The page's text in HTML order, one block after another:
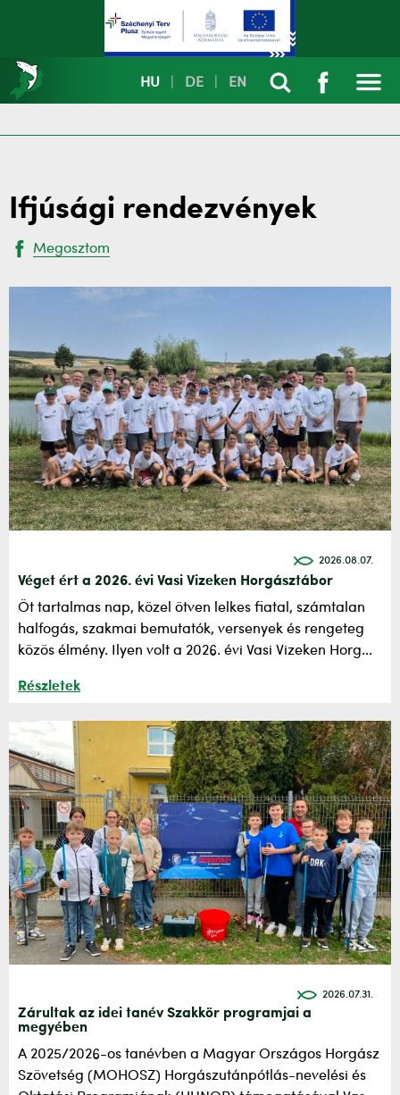
HU DE EN
Ifjúsági rendezvények
Megosztom
2026.08.07.
Véget ért a 2026. évi Vasi Vizeken Horgásztábor
Öt tartalmas nap, közel ötven lelkes fiatal, számtalan
halfogás, szakmai bemutatók, versenyek és rengeteg
közös élmény. Ilyen volt a 2026. évi Vasi Vizeken Horg...
Részletek
2026.07.31.
Zárultak az idei tanév Szakkör programjai a
megyében
A 2025/2026-os tanévben a Magyar Országos Horgász
Szövetség (MOHOSZ) Horgászutánpótlás-nevelési és